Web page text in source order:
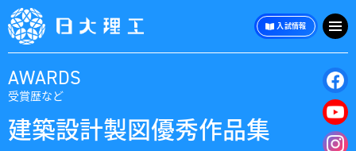
入試情報
AWARDS
受賞歴など
建築設計製図優秀作品集